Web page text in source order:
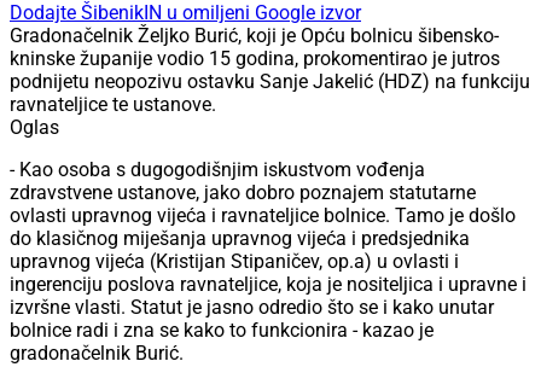
Dodajte ŠibenikIN u omiljeni Google izvor
Gradonačelnik Željko Burić, koji je Opću bolnicu šibensko-
kninske županije vodio 15 godina, prokomentirao je jutros
podnijetu neopozivu ostavku Sanje Jakelić (HDZ) na funkciju
ravnateljice te ustanove.
Oglas
- Kao osoba s dugogodišnjim iskustvom vođenja
zdravstvene ustanove, jako dobro poznajem statutarne
ovlasti upravnog vijeća i ravnateljice bolnice. Tamo je došlo
do klasičnog miješanja upravnog vijeća i predsjednika
upravnog vijeća (Kristijan Stipaničev, op.a) u ovlasti i
ingerenciju poslova ravnateljice, koja je nositeljica i upravne i
izvršne vlasti. Statut je jasno odredio što se i kako unutar
bolnice radi i zna se kako to funkcionira - kazao je
gradonačelnik Burić.